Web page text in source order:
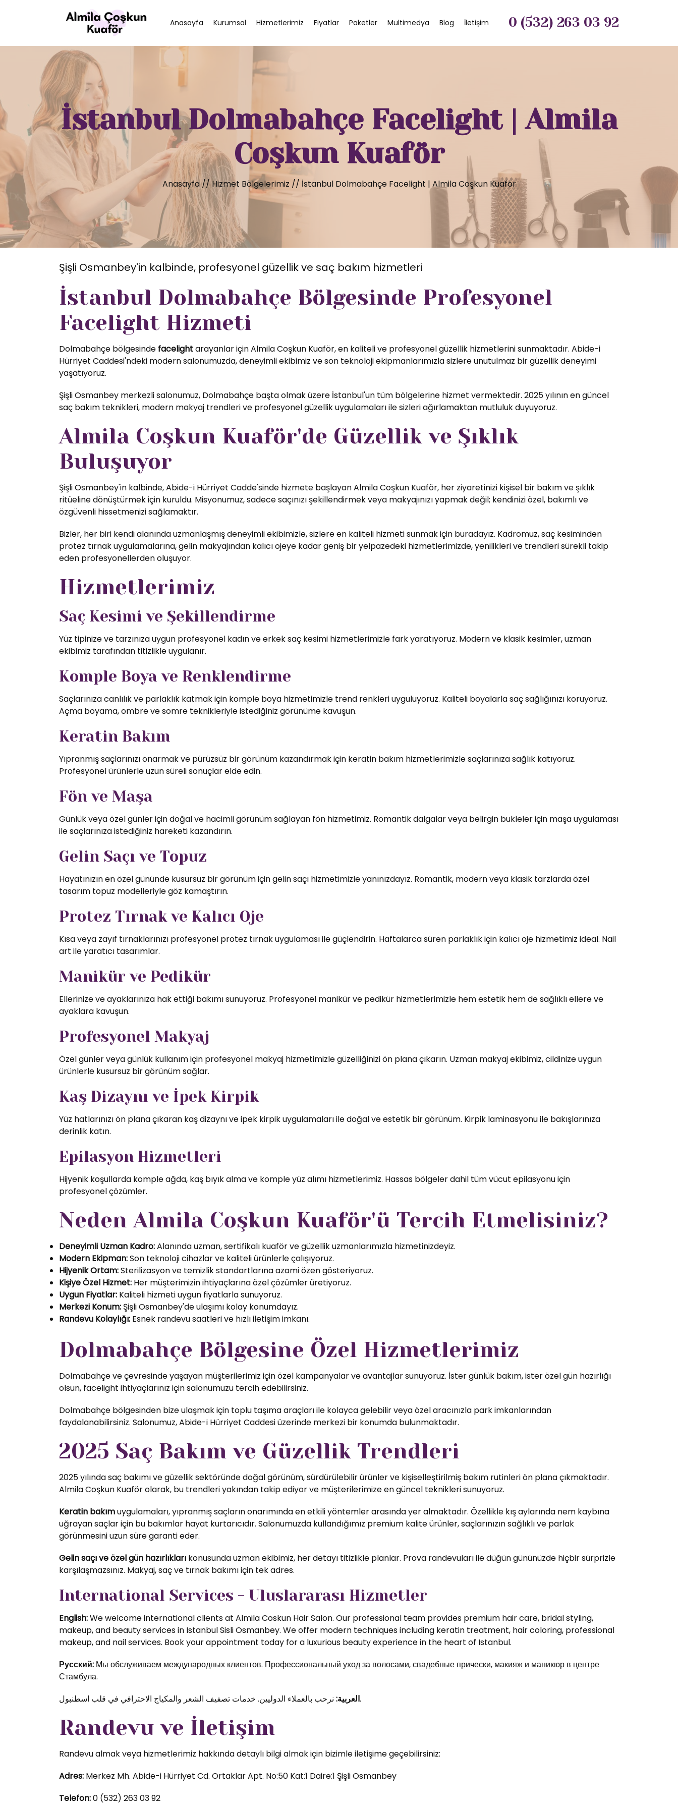
0 (532) 263 03 92
Anasayfa Kurumsal Hizmetlerimiz Fiyatlar Paketler Multimedya Blog İletişim
İstanbul Dolmabahçe Facelight | Almila
Coşkun Kuaför
Anasayfa//Hizmet Bölgelerimiz // İstanbul Dolmabahçe Facelight | Almila Coşkun Kuaför
Şişli Osmanbey'in kalbinde, profesyonel güzellik ve saç bakım hizmetleri
İstanbul Dolmabahçe Bölgesinde Profesyonel
Facelight Hizmeti
Dolmabahçe bölgesinde facelightarayanlar için Almila Coşkun Kuaför, en kaliteli ve profesyonel güzellik hizmetlerini sunmaktadır. Abide-i
Hürriyet Caddesi'ndeki modern salonumuzda, deneyimli ekibimiz ve son teknoloji ekipmanlarımızla sizlere unutulmaz bir güzellik deneyimi
yaşatıyoruz.
Şişli Osmanbey merkezli salonumuz, Dolmabahçe başta olmak üzere İstanbul'un tüm bölgelerine hizmet vermektedir. 2025 yılının en güncel
saç bakım teknikleri, modern makyaj trendleri ve profesyonel güzellik uygulamaları ile sizleri ağırlamaktan mutluluk duyuyoruz.
Almila Coşkun Kuaför'de Güzellik ve Şıklık
Buluşuyor
Şişli Osmanbey'in kalbinde, Abide-i Hürriyet Cadde'sinde hizmete başlayan Almila Coşkun Kuaför, her ziyaretinizi kişisel bir bakım ve şıklık
ritüeline dönüştürmek için kuruldu. Misyonumuz, sadece saçınızı şekillendirmek veya makyajınızı yapmak değil; kendinizi özel, bakımlı ve
özgüvenli hissetmenizi sağlamaktır.
Bizler, her biri kendi alanında uzmanlaşmış deneyimli ekibimizle, sizlere en kaliteli hizmeti sunmak için buradayız. Kadromuz, saç kesiminden
protez tırnak uygulamalarına, gelin makyajından kalıcı ojeye kadar geniş bir yelpazedeki hizmetlerimizde, yenilikleri ve trendleri sürekli takip
eden profesyonellerden oluşuyor.
Hizmetlerimiz
Saç Kesimi ve Şekillendirme
Yüz tipinize ve tarzınıza uygun profesyonel kadın ve erkek saç kesimi hizmetlerimizle fark yaratıyoruz. Modern ve klasik kesimler, uzman
ekibimiz tarafından titizlikle uygulanır.
Komple Boya ve Renklendirme
Saçlarınıza canlılık ve parlaklık katmak için komple boya hizmetimizle trend renkleri uyguluyoruz. Kaliteli boyalarla saç sağlığınızı koruyoruz.
Açma boyama, ombre ve somre teknikleriyle istediğiniz görünüme kavuşun.
Keratin Bakım
Yıpranmış saçlarınızı onarmak ve pürüzsüz bir görünüm kazandırmak için keratin bakım hizmetlerimizle saçlarınıza sağlık katıyoruz.
Profesyonel ürünlerle uzun süreli sonuçlar elde edin.
Fön ve Maşa
Günlük veya özel günler için doğal ve hacimli görünüm sağlayan fön hizmetimiz. Romantik dalgalar veya belirgin bukleler için maşa uygulaması
ile saçlarınıza istediğiniz hareketi kazandırın.
Gelin Saçı ve Topuz
Hayatınızın en özel gününde kusursuz bir görünüm için gelin saçı hizmetimizle yanınızdayız. Romantik, modern veya klasik tarzlarda özel
tasarım topuz modelleriyle göz kamaştırın.
Protez Tırnak ve Kalıcı Oje
Kısa veya zayıf tırnaklarınızı profesyonel protez tırnak uygulaması ile güçlendirin. Haftalarca süren parlaklık için kalıcı oje hizmetimiz ideal. Nail
art ile yaratıcı tasarımlar.
Manikür ve Pedikür
Ellerinize ve ayaklarınıza hak ettiği bakımı sunuyoruz. Profesyonel manikür ve pedikür hizmetlerimizle hem estetik hem de sağlıklı ellere ve
ayaklara kavuşun.
Profesyonel Makyaj
Özel günler veya günlük kullanım için profesyonel makyaj hizmetimizle güzelliğinizi ön plana çıkarın. Uzman makyaj ekibimiz, cildinize uygun
ürünlerle kusursuz bir görünüm sağlar.
Kaş Dizaynı ve İpek Kirpik
Yüz hatlarınızı ön plana çıkaran kaş dizaynı ve ipek kirpik uygulamaları ile doğal ve estetik bir görünüm. Kirpik laminasyonu ile bakışlarınıza
derinlik katın.
Epilasyon Hizmetleri
Hijyenik koşullarda komple ağda, kaş bıyık alma ve komple yüz alımı hizmetlerimiz. Hassas bölgeler dahil tüm vücut epilasyonu için
profesyonel çözümler.
Neden Almila Coşkun Kuaför'ü Tercih Etmelisiniz?
Deneyimli Uzman Kadro:Alanında uzman, sertifikalı kuaför ve güzellik uzmanlarımızla hizmetinizdeyiz.
Modern Ekipman:Son teknoloji cihazlar ve kaliteli ürünlerle çalışıyoruz.
Hijyenik Ortam:Sterilizasyon ve temizlik standartlarına azami özen gösteriyoruz.
Kişiye Özel Hizmet: Her müşterimizin ihtiyaçlarına özel çözümler üretiyoruz.
Uygun Fiyatlar: Kaliteli hizmeti uygun fiyatlarla sunuyoruz.
Merkezi Konum: Şişli Osmanbey'de ulaşımı kolay konumdayız.
Randevu Kolaylığı: Esnek randevu saatleri ve hızlı iletişim imkanı.
Dolmabahçe Bölgesine Özel Hizmetlerimiz
Dolmabahçe ve çevresinde yaşayan müşterilerimiz için özel kampanyalar ve avantajlar sunuyoruz. İster günlük bakım, ister özel gün hazırlığı
olsun, facelight ihtiyaçlarınız için salonumuzu tercih edebilirsiniz.
Dolmabahçe bölgesinden bize ulaşmak için toplu taşıma araçları ile kolayca gelebilir veya özel aracınızla park imkanlarından
faydalanabilirsiniz. Salonumuz, Abide-i Hürriyet Caddesi üzerinde merkezi bir konumda bulunmaktadır.
2025 Saç Bakım ve Güzellik Trendleri
2025 yılında saç bakımı ve güzellik sektöründe doğal görünüm, sürdürülebilir ürünler ve kişiselleştirilmiş bakım rutinleri ön plana çıkmaktadır.
Almila Coşkun Kuaför olarak, bu trendleri yakından takip ediyor ve müşterilerimize en güncel teknikleri sunuyoruz.
Keratin bakımuygulamaları, yıpranmış saçların onarımında en etkili yöntemler arasında yer almaktadır. Özellikle kış aylarında nem kaybına
uğrayan saçlar için bu bakımlar hayat kurtarıcıdır. Salonumuzda kullandığımız premium kalite ürünler, saçlarınızın sağlıklı ve parlak
görünmesini uzun süre garanti eder.
Gelin saçı ve özel gün hazırlıkları konusunda uzman ekibimiz, her detayı titizlikle planlar. Prova randevuları ile düğün gününüzde hiçbir sürprizle
karşılaşmazsınız. Makyaj, saç ve tırnak bakımı için tek adres.
International Services - Uluslararası Hizmetler
English:We welcome international clients at Almila Coskun Hair Salon. Our professional team provides premium hair care, bridal styling,
makeup, and beauty services in Istanbul Sisli Osmanbey. We offer modern techniques including keratin treatment, hair coloring, professional
makeup, and nail services. Book your appointment today for a luxurious beauty experience in the heart of Istanbul.
Русский: Мы обслуживаем международных клиентов. Профессиональный уход за волосами, свадебные прически, макияж и маникюр в центре
Стамбула.
العربية:نرحب بالعملاء الدوليين. خدمات تصفيف الشعر والمكياج الاحترافي في قلب اسطنبول.
Randevu ve İletişim
Randevu almak veya hizmetlerimiz hakkında detaylı bilgi almak için bizimle iletişime geçebilirsiniz:
Adres: Merkez Mh. Abide-i Hürriyet Cd. Ortaklar Apt. No:50 Kat:1 Daire:1 Şişli Osmanbey
Telefon:0 (532) 263 03 92